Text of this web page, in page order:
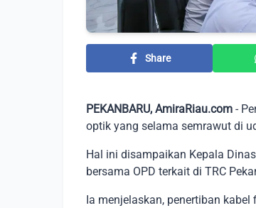
Share
PEKANBARU, AmiraRiau.com -
optik yang selama semrawut di
Hal ini disampaikan Kepala
bersama OPD terkait di TRC
Ia menjelaskan, penertiban